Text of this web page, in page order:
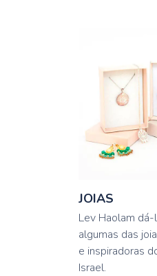
JOIAS
Lev Haolam
algumas das
e inspiradoras
Israel.